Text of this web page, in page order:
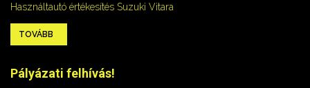
Használtautó értékesítés Suzuki Vitara
TOVÁBB
Pályázati felhívás!